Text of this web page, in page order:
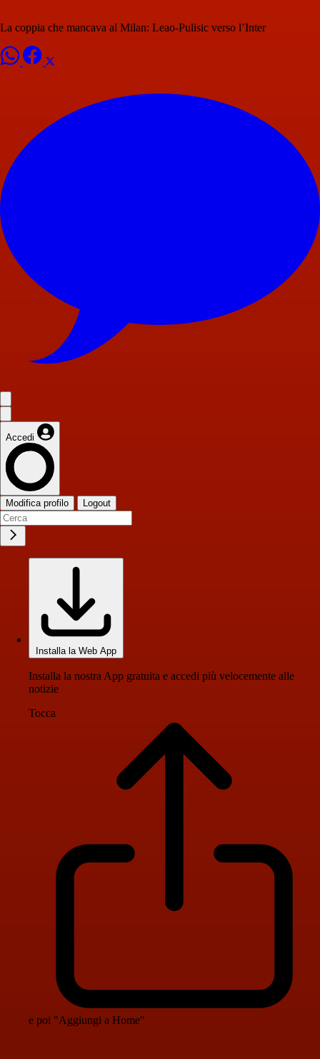
La coppia che mancava al Milan: Leao-Pulisic verso l’Inter
Accedi
Modifica profilo Logout
Installa la Web App
Installa la nostra App gratuita e accedi più velocemente alle
notizie
Tocca
e poi "Aggiungi a Home"